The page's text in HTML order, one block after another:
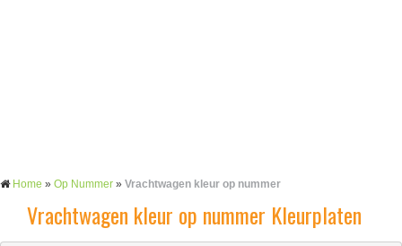
Home » Op Nummer » Vrachtwagen kleur op nummer
Vrachtwagen kleur op nummer Kleurplaten